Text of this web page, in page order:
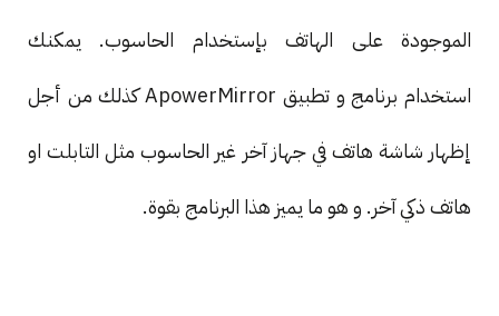
الموجودة على الهاتف بإستخدام الحاسوب. يمكنك
استخدام برنامج و تطبيق ApowerMirror كذلك من أجل
إظهار شاشة هاتف في جهاز آخر غير الحاسوب مثل التابلت او
هاتف ذكي آخر. و هو ما يميز هذا البرنامج بقوة.